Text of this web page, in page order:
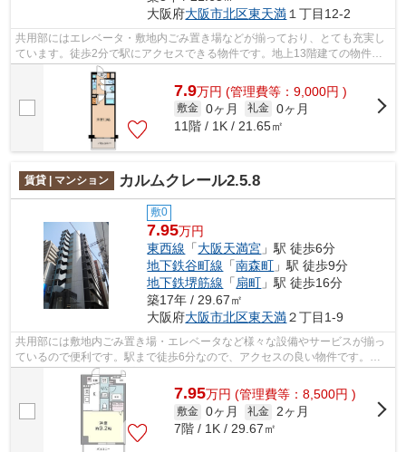
大阪府大阪市北区東天満 １丁目12-2
共用部にはエレベータ・敷地内ごみ置き場などが揃っており、とても充実し
ています。徒歩2分で駅にアクセスできる物件です。地上13階建ての物件を
ご紹介。2022年築の物件です。駐車場ま...
7.9万円 (管理費等：9,000円 )
敷金 0ヶ月 礼金 0ヶ月
11階 / 1K / 21.65㎡
賃貸 | マンション カルムクレール2.5.8
敷0
7.95万円
東西線 「大阪天満宮 」駅 徒歩6分
地下鉄谷町線 「南森町 」駅 徒歩9分
地下鉄堺筋線 「 扇町 」駅 徒歩16分
築17年 / 29.67㎡
大阪府大阪市北区東天満２丁目1-9
共用部には敷地内ごみ置き場・エレベータなど様々な設備やサービスが揃っ
ているので便利です。駅まで徒歩6分なので、アクセスの良い物件です。こ
ちらはマンションタイプになります。是...
7.95万円 (管理費等：8,500円 )
敷金 0ヶ月 礼金 2ヶ月
7階 / 1K / 29.67㎡